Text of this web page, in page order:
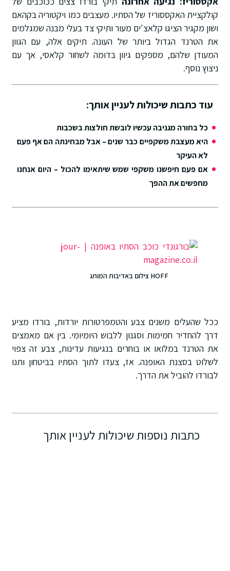
קולקציית האקססוריז של הסתיו. מעצבים כמו ויקטוריה בקהאם
ושון מקגיר הציגו קלאצ'ים מעור ותיקי צד בעלי מבנה שמגלמים
את הטרנד הגדול ביותר של העונה. תיקים אלה, עם הגוון
המעודן שלהם, מספקים גיוון בדומה לשחור קלאסי, אך עם
ניצוץ נוסף.
עוד כתבות שיכולות לעניין אותך:
כל בחורה מגניבה עכשיו לובשת חולצות בשכבות
היא מעצבת משקפיים כבר שנים – אבל מבחינתה הם אף פעם
לא העיקר
אם פעם חיפשנו משקפי שמש שיתאימו להכול – היום אנחנו
מחפשים את ההפך
HOFF צילום באדיבות המותג
ככל שהעלים משנים צבע והטמפרטורות יורדות, בורדו מציע
דרך להחדיר חמימות וסגנון ללבוש היומיומי. בין אם מאמצים
את הטרנד במלואו או בוחרים בנגיעות עדינות, צבע זה צפוי
לשלוט בסצנת האופנה. אז, צעדו לתוך הסתיו בביטחון ותנו
לבורדו להוביל את הדרך.
כתבות נוספות שיכולות לעניין אותך